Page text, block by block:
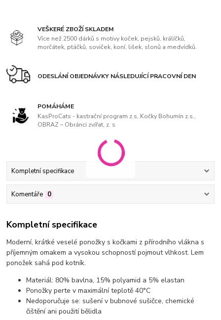
VEŠKERÉ ZBOŽÍ SKLADEM
Více než 2500 dárků s motivy koček, pejsků, králíčků,
morčátek, ptáčků, soviček, koní, lišek, slonů a medvídků.
ODESLÁNÍ OBJEDNÁVKY NÁSLEDUJÍCÍ PRACOVNÍ DEN
POMÁHÁME
KasProCats - kastrační program z.s, Kočky Bohumín z.s.,
OBRAZ – Obránci zvířat, z. s
Kompletní specifikace
Komentáře 0
Kompletní specifikace
Moderní, krátké veselé ponožky s kočkami z přírodního vlákna s
příjemným omakem a vysokou schopností pojmout vlhkost. Lem
ponožek sahá pod kotník.
Materiál: 80% bavlna, 15% polyamid a 5% elastan
Ponožky perte v maximální teplotě 40°C
Nedoporučuje se: sušení v bubnové sušičce, chemické
čištění ani použití bělidla